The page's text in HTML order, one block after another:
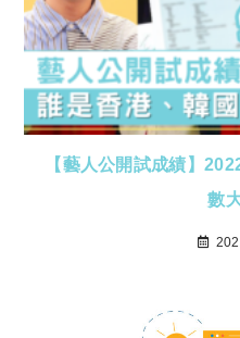
【藝人公開試成績】
數